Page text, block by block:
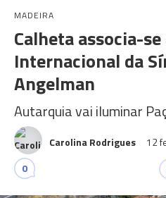
MADEIRA
Calheta associa-
Internacional da
Angelman
Autarquia vai iluminar
Carolina Rodrigues 12
0